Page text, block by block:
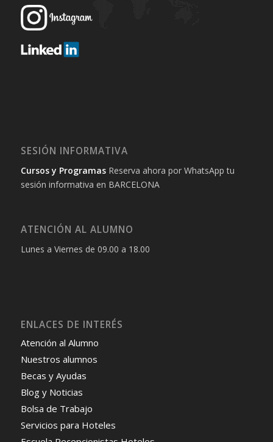
SESIÓN INFORMATIVA
Cursos y ProgramasReserva ahora por WhatsApp tu
sesión informativa en BARCELONA
ATENCIÓN AL ALUMNO
Lunes a Viernes de 09.00 a 18.00
ENLACES DE INTERÉS
Atención al Alumno
Nuestros alumnos
Becas y Ayudas
Blog y Noticias
Bolsa de Trabajo
Servicios para Hoteles